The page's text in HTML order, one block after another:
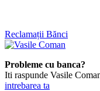
Skip
to
Reclamații Bănci
Probleme cu banca?
Iti raspunde Vasile
intrebarea ta